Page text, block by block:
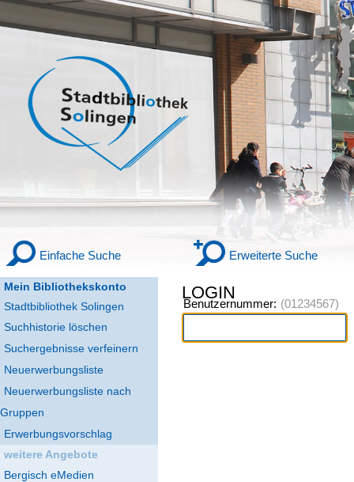
Mein Bibliothekskonto
Stadtbibliothek Solingen
Einfache Suche Erweiterte Suche
Suchhistorie löschen
Suchergebnisse verfeinern
Neuerwerbungsliste
Neuerwerbungsliste nach
Gruppen
Erwerbungsvorschlag
weitere Angebote
Bergisch eMedien
LOGIN
Benutzernummer: